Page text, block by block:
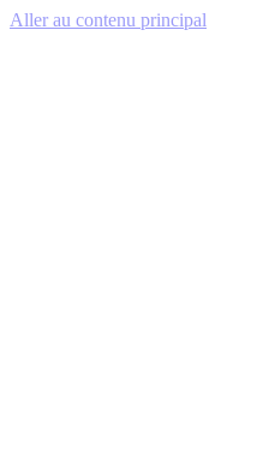
Aller au contenu principal